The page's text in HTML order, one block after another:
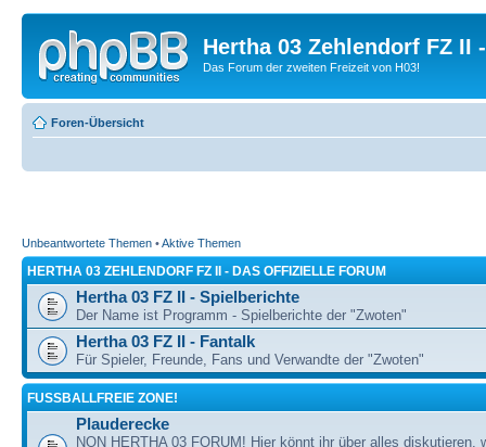
Hertha 03 Zehlendorf FZ II
Das Forum der zweiten Freizeit von H03!
Foren-Übersicht
Unbeantwortete Themen •Aktive Themen
HERTHA 03 ZEHLENDORF FZ II - DAS OFFIZIELLE FORUM
Hertha 03 FZ II - Spielberichte
Der Name ist Programm - Spielberichte der "Zwoten"
Hertha 03 FZ II - Fantalk
Für Spieler, Freunde, Fans und Verwandte der "Zwoten"
FUSSBALLFREIE ZONE!
Plauderecke
NON HERTHA 03 FORUM! Hier könnt ihr über alles diskutieren,